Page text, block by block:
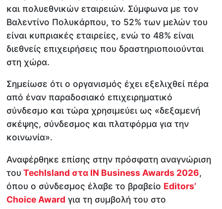
και πολυεθνικών εταιρειών. Σύμφωνα με τον
Βαλεντίνο Πολυκάρπου, το 52% των μελών του
είναι κυπριακές εταιρείες, ενώ το 48% είναι
διεθνείς επιχειρήσεις που δραστηριοποιούνται
στη χώρα.
Σημείωσε ότι ο οργανισμός έχει εξελιχθεί πέρα ​​
από έναν παραδοσιακό επιχειρηματικό
σύνδεσμο και τώρα χρησιμεύει ως «δεξαμενή
σκέψης, σύνδεσμος και πλατφόρμα για την
κοινωνία».
Αναφέρθηκε επίσης στην πρόσφατη αναγνώριση
του TechIsland στα IN Business Awards 2026,
όπου ο σύνδεσμος έλαβε το βραβείο Editors’
Choice Award για τη συμβολή του στο